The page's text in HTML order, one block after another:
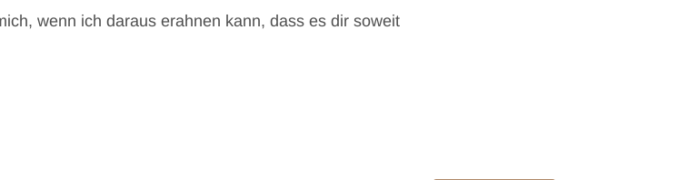
wenn ich daraus erahnen kann, dass es dir soweit